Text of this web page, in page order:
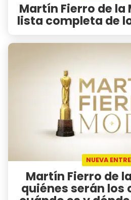
Martín Fierro de la
lista completa de
NUEVA
Martín Fierro de
quiénes serán los